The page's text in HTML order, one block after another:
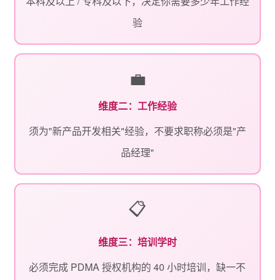
验
💼
维度二：工作经验
须为"新产品开发相关"经验，不要求职称必须是"产
品经理"
📋
维度三：培训学时
必须完成 PDMA 授权机构的 40 小时培训，缺一不